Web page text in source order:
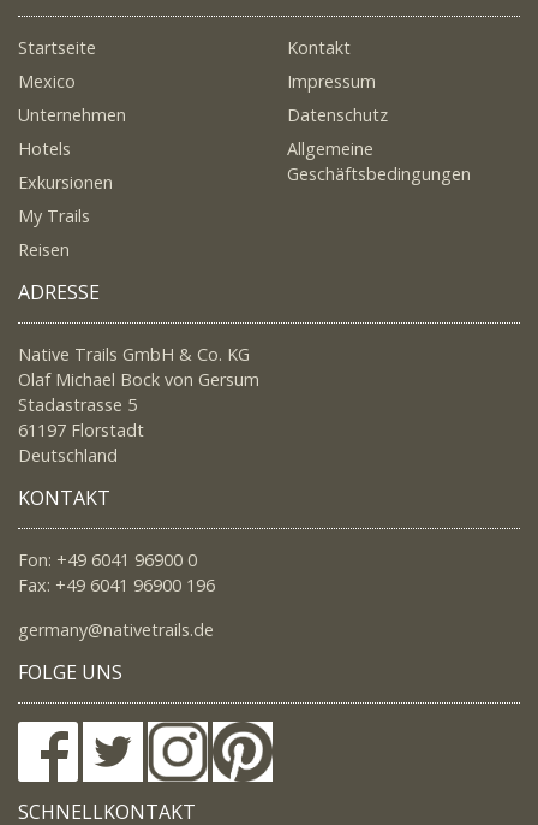
Startseite
Mexico
Unternehmen
Hotels
Exkursionen
My Trails
Reisen
Kontakt
Impressum
Datenschutz
Allgemeine
Geschäftsbedingungen
ADRESSE
Native Trails GmbH & Co. KG
Olaf Michael Bock von Gersum
Stadastrasse 5
61197 Florstadt
Deutschland
KONTAKT
Fon: +49 6041 96900 0
Fax: +49 6041 96900 196
germany@nativetrails.de
FOLGE UNS
SCHNELLKONTAKT